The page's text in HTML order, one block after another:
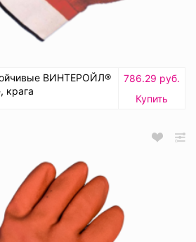
ВИНТЕРОЙЛ®
крага
786.29 руб.
Купить